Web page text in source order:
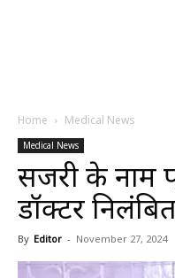
Home Medical News
Medical News
सर्जरी के नाम
डॉक्टर
By Editor - November 27, 2024